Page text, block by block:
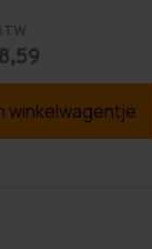
winkelwagentje